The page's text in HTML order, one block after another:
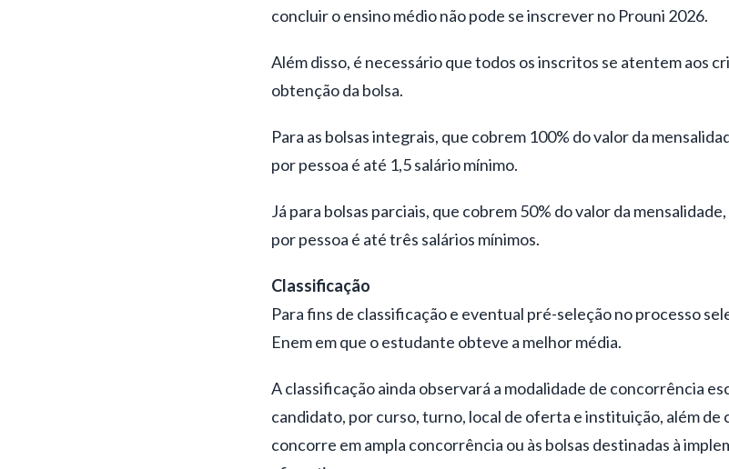
concluir o ensino médio não pode se inscrever no Prouni 2026.
Além disso, é necessário que todos os inscritos se atentem aos
obtenção da bolsa.
Para as bolsas integrais, que cobrem 100% do valor da
por pessoa é até 1,5 salário mínimo.
Já para bolsas parciais, que cobrem 50% do valor da
por pessoa é até três salários mínimos.
Classificação
Para fins de classificação e eventual pré-seleção no processo
Enem em que o estudante obteve a melhor média.
A classificação ainda observará a modalidade de concorrência
candidato, por curso, turno, local de oferta e instituição, além de
concorre em ampla concorrência ou às bolsas destinadas à